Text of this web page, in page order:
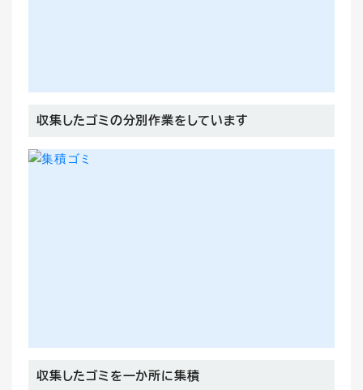
収集したゴミの分別作業をしています
収集したゴミを一か所に集積